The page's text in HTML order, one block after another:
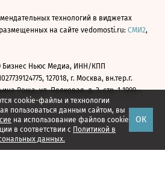
cookie-файлы и технологии
пользоваться данным сайтом, вы
на использование файлов cookie
в соответствии с Политикой в
данных.
ОК
технологий в виджетах
на сайте vedomosti.ru: СМИ2,
Ньюс Медиа, ИНН/КПП
127018, г. Москва, вн.тер.г.
Роща, ул. Полковая, д. 3, стр. 1 1999—